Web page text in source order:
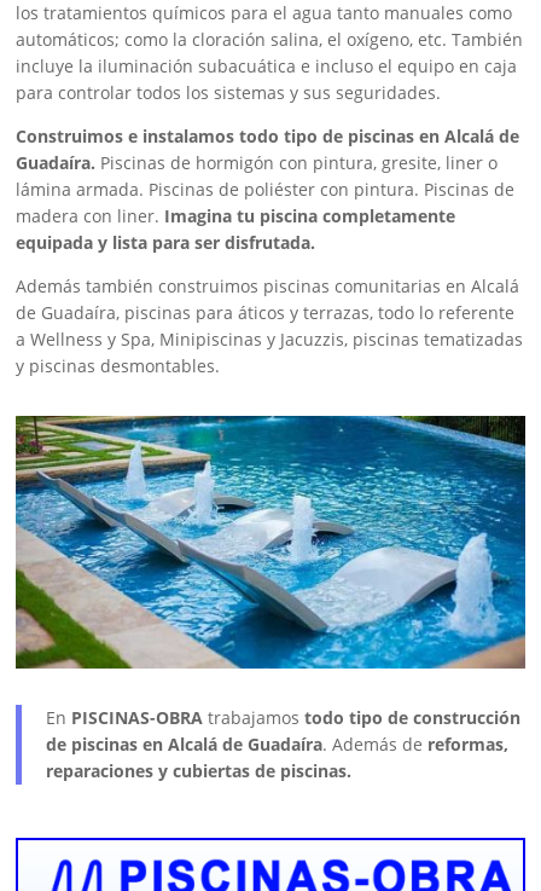
los tratamientos químicos para el agua tanto manuales como
automáticos; como la cloración salina, el oxígeno, etc. También
incluye la iluminación subacuática e incluso el equipo en caja
para controlar todos los sistemas y sus seguridades.
Construimos e instalamos todo tipo de piscinas en Alcalá de
Guadaíra. Piscinas de hormigón con pintura, gresite, liner o
lámina armada. Piscinas de poliéster con pintura. Piscinas de
madera con liner. Imagina tu piscina completamente
equipada y lista para ser disfrutada.
Además también construimos piscinas comunitarias en Alcalá
de Guadaíra, piscinas para áticos y terrazas, todo lo referente
a Wellness y Spa, Minipiscinas y Jacuzzis, piscinas tematizadas
y piscinas desmontables.
En PISCINAS-OBRA trabajamostodo tipo de construcción
de piscinas en Alcalá de Guadaíra. Además de reformas,
reparaciones y cubiertas de piscinas.